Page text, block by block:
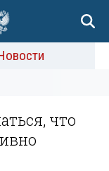
что